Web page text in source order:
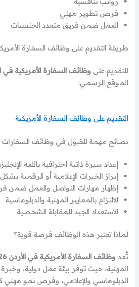
فرص تطوير مهني
العمل ضمن فريق متعدد الجنسيات
طريقة التقديم على وظائف السفارة الأمريكية
للتقديم علىوظائف السفارة الأمريكية في
الموقع الرسمي:
التقديم على وظائف السفارة الأمريكية
نصائح مهمة للقبول في وظائف السفارات
إعداد سيرة ذاتية احترافية باللغة
إبراز الخبرات الإعلامية أو الرقمية
إظهار مهارات التواصل والعمل ضمن
الالتزام بالمعايير المهنية والدبلوماسية
الاستعداد الجيد للمقابلة الشخصية
لماذا تعتبر هذه الوظائف فرصة قوية؟
تُعدوظائف السفارة الأمريكية في الأردن 2026
المهنية، حيث توفر بيئة عمل دولية،
الدبلوماسي والإعلامي، وفرص نمو مهني